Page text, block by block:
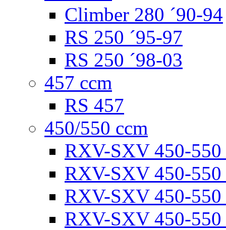
Climber 280 ´90-94
RS 250 ´95-97
RS 250 ´98-03
457 ccm
RS 457
450/550 ccm
RXV-SXV 450-550
RXV-SXV 450-550
RXV-SXV 450-
RXV-SXV 450-550